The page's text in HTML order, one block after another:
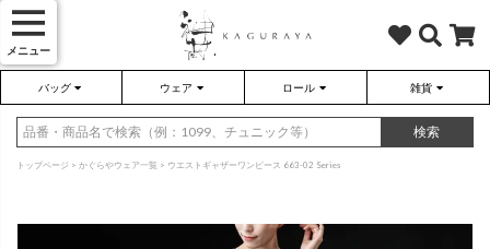
メニュー
バッグ
かぐらやバッグ
ウェア
かぐらやウェア
ロール
かぐらやロール
雑貨
雑貨 検索
トップページ かぐらやウェア一覧 ウエストギャザーワンピース 663-02 Series